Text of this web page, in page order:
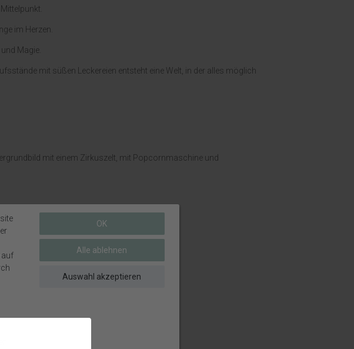
im Herzen.
Magie.
mit süßen Leckereien entsteht eine Welt, in der alles möglich
mit einem Zirkuszelt, mit Popcornmaschine und
auf
OK
Alle ablehnen
Auswahl akzeptieren